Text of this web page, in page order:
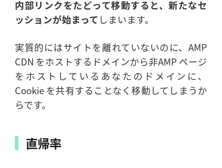
内部リンクをたどって移動すると、新たなセ
ッションが始まって しまいます。
実質的にはサイトを離れていないのに、AMP
CDN をホストするドメインから非AMP ページ
をホストしているあなたのドメインに、
Cookie を共有することなく移動してしまうか
らです。
直帰率